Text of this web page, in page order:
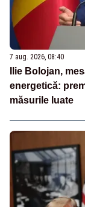
7 aug. 2026, 08:40
Ilie Bolojan,
energetică:
măsurile luate